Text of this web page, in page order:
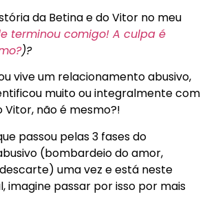
da Betina e do Vitor no meu
terminou comigo! A culpa é
)?
vive um relacionamento abusivo,
muito ou integralmente com
Vitor, não é mesmo?!
passou pelas 3 fases do
(bombardeio do amor,
uma vez e está neste
imagine passar por isso por mais